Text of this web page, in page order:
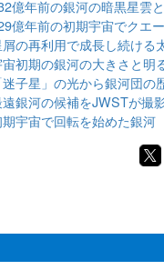
億年前の銀河の暗黒星雲
億年前の初期宇宙でクエ
の再利用で成長し続ける
初期の銀河の大きさと明
迷子星」の光から銀河団の
銀河の候補をJWSTが撮
宇宙で回転を始めた銀河